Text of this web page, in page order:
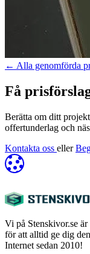
← Alla genomförda
Få
Berätta om ditt
offertunderlag och
Kontakta oss eller
Vi på Stenskivor.se
för att alltid ge dig
Internet sedan 2010!